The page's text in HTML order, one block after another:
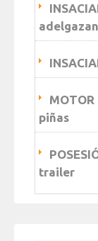
piñas
trailer